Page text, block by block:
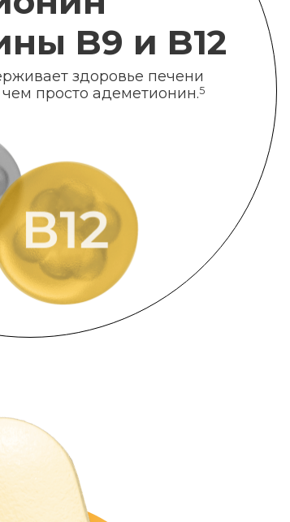
B9 и B12
здоровье печени
просто адеметионин.5